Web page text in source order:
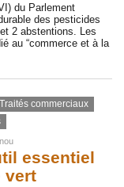
du Parlement
des pesticides
2 abstentions. Les
au “commerce et à la
Traités commerciaux
essentiel
vert